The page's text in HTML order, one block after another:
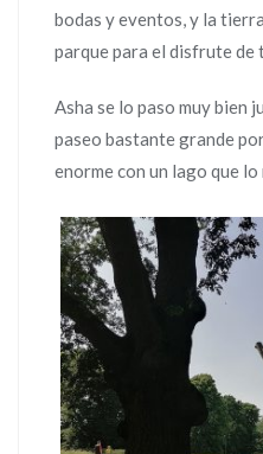
bodas y eventos, y la
parque para el disfrute de
Asha se lo paso muy bien
paseo bastante grande
enorme con un lago que